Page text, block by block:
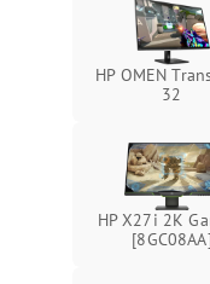
Неисправность системы
перенапряжения
защиты от замыкания
Повреждение системы
защиты от перегрузок
HP OMEN
32
HP X27i 2K
[8GC08AA]